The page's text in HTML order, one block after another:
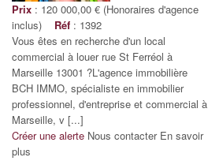
Prix : 120 000,00 € (Honoraires d'agence
inclus) Réf : 1392
Vous êtes en recherche d'un local
commercial à louer rue St Ferréol à
Marseille 13001 ?L'agence immobilière
BCH IMMO, spécialiste en immobilier
professionnel, d'entreprise et commercial à
Marseille, v [...]
Créer une alerte Nous contacter En savoir
plus